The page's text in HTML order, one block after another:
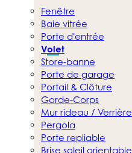
Fenêtre
Baie vitrée
Porte d'entrée
Volet
Store-banne
Porte de garage
Portail & Clôture
Garde-Corps
Mur rideau / Verrière
Pergola
Porte repliable
Brise soleil orientable